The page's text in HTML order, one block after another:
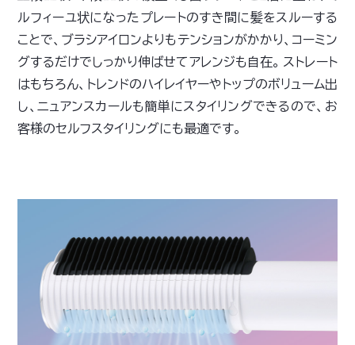
ルフィーユ状になったプレートのすき間に髪をスルーする
ことで、ブラシアイロンよりもテンションがかかり、コーミン
グするだけでしっかり伸ばせてアレンジも自在。 ストレート
はもちろん、トレンドのハイレイヤーやトップのボリューム出
し、ニュアンスカールも簡単にスタイリングできるので、お
客様のセルフスタイリングにも最適です。